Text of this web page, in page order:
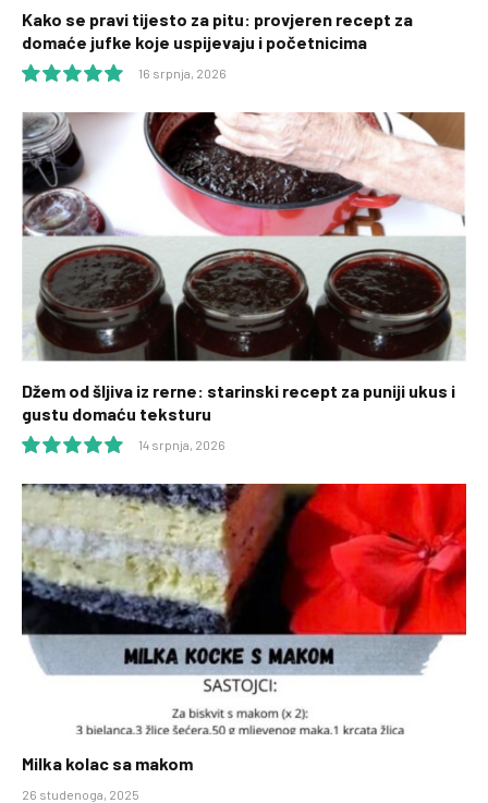
Kako se pravi tijesto za pitu: provjeren recept za
domaće jufke koje uspijevaju i početnicima
10.0
16 srpnja, 2026
Džem od šljiva iz rerne: starinski recept za puniji ukus i
gustu domaću teksturu
10.0
14 srpnja, 2026
Milka kolac sa makom
26 studenoga, 2025